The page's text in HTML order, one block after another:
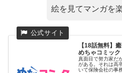
絵を見てマンガを
【18話無料】
めちゃコミック
真面目で努力家だ
がある。それは高
いて保険会社の事